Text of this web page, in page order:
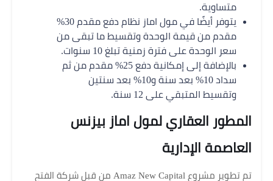
متساوية.
يتوفر أيضًا في مول اماز نظام دفع مقدم 30%
مقدم من قيمة الوحدة وتقسيط ما تبقى من
سعر الوحدة على فترة زمنية تبلغ 10 سنوات.
بالإضافة إلى إمكانية دفع 25% مقدم من ثم
سداد 10% بعد سنة و10% بعد سنتين
وتقسيط المتبقي على 12 سنة.
المطور العقاري لمول اماز بيزنس
العاصمة الإدارية
تم تطوير مشروع Amaz New Capital من قبل شركة الفتح